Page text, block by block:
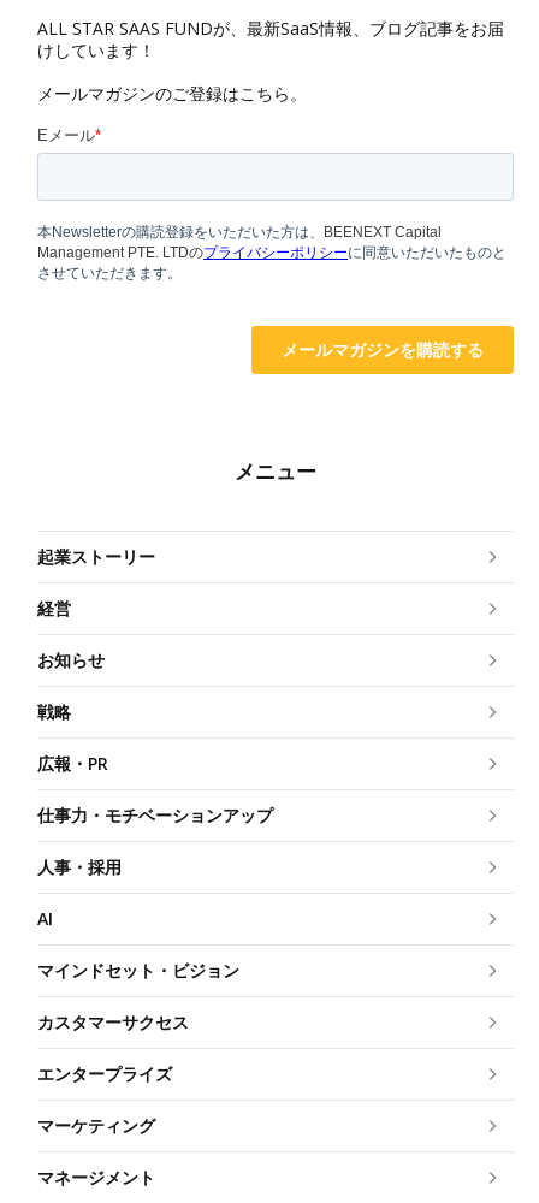
ALL STAR SAAS FUNDが、最新SaaS情報、ブログ記事をお届
けしています！
メールマガジンのご登録はこちら。
メニュー
起業ストーリー
経営
お知らせ
戦略
広報・PR
仕事力・モチベーションアップ
人事・採用
AI
マインドセット・ビジョン
カスタマーサクセス
エンタープライズ
マーケティング
マネージメント